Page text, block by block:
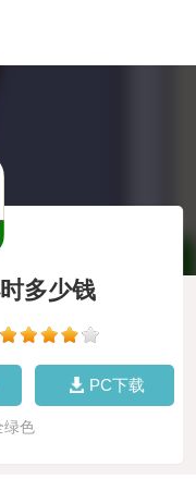
多少钱
PC下载
绿色